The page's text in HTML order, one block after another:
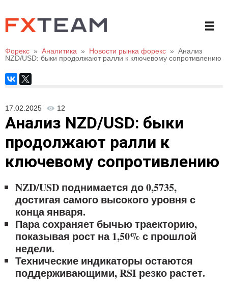
Форекс » Аналитика » Новости рынка форекс » Анализ
NZD/USD: быки продолжают ралли к ключевому сопротивлению
17.02.2025 12
Анализ NZD/USD: быки
продолжают ралли к
ключевому сопротивлению
NZD/USD поднимается до 0,5735,
достигая самого высокого уровня с
конца января.
Пара сохраняет бычью траекторию,
показывая рост на 1,50% с прошлой
недели.
Технические индикаторы остаются
поддерживающими, RSI резко растет.